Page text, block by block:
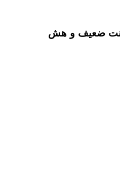
كنت ضعيف و هش